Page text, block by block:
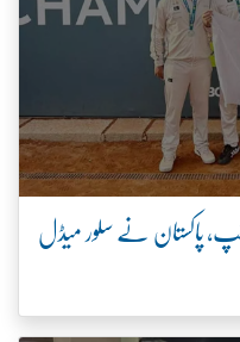
پاکستان نے سلور میڈل